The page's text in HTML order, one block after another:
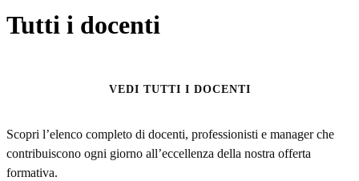
Tutti i docenti
VEDI TUTTI I DOCENTI
Scopri l’elenco completo di docenti, professionisti e manager che
contribuiscono ogni giorno all’eccellenza della nostra offerta
formativa.